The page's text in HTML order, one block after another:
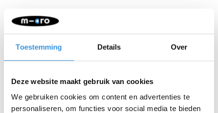
Toestemming Details Over
Deze website maakt gebruik van cookies
We gebruiken cookies om content en advertenties te
personaliseren, om functies voor social media te bieden
LET OP: De Mini Micro heeft uitsluitend korte schroeven
Iets extra's erbij?